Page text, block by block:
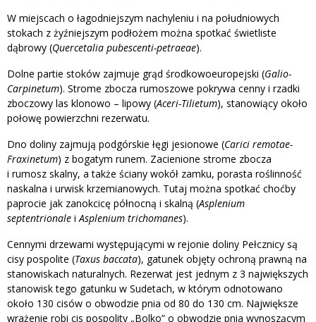
W miejscach o łagodniejszym nachyleniu i na południowych
stokach z żyźniejszym podłożem można spotkać świetliste
dąbrowy (Quercetalia pubescenti-petraeae).
Dolne partie stoków zajmuje grąd środkowoeuropejski (Galio-
Carpinetum). Strome zbocza rumoszowe pokrywa cenny i rzadki
zboczowy las klonowo – lipowy (Aceri-Tilietum), stanowiący około
połowę powierzchni rezerwatu.
Dno doliny zajmują podgórskie łęgi jesionowe (Carici remotae-
Fraxinetum) z bogatym runem. Zacienione strome zbocza
i rumosz skalny, a także ściany wokół zamku, porasta roślinność
naskalna i urwisk krzemianowych. Tutaj można spotkać choćby
paprocie jak zanokcicę północną i skalną (Asplenium
septentrionale i Asplenium trichomanes).
Cennymi drzewami występującymi w rejonie doliny Pełcznicy są
cisy pospolite (Taxus baccata), gatunek objęty ochroną prawną na
stanowiskach naturalnych. Rezerwat jest jednym z 3 największych
stanowisk tego gatunku w Sudetach, w którym odnotowano
około 130 cisów o obwodzie pnia od 80 do 130 cm. Największe
wrażenie robi cis pospolity „Bolko” o obwodzie pnia wynoszącym